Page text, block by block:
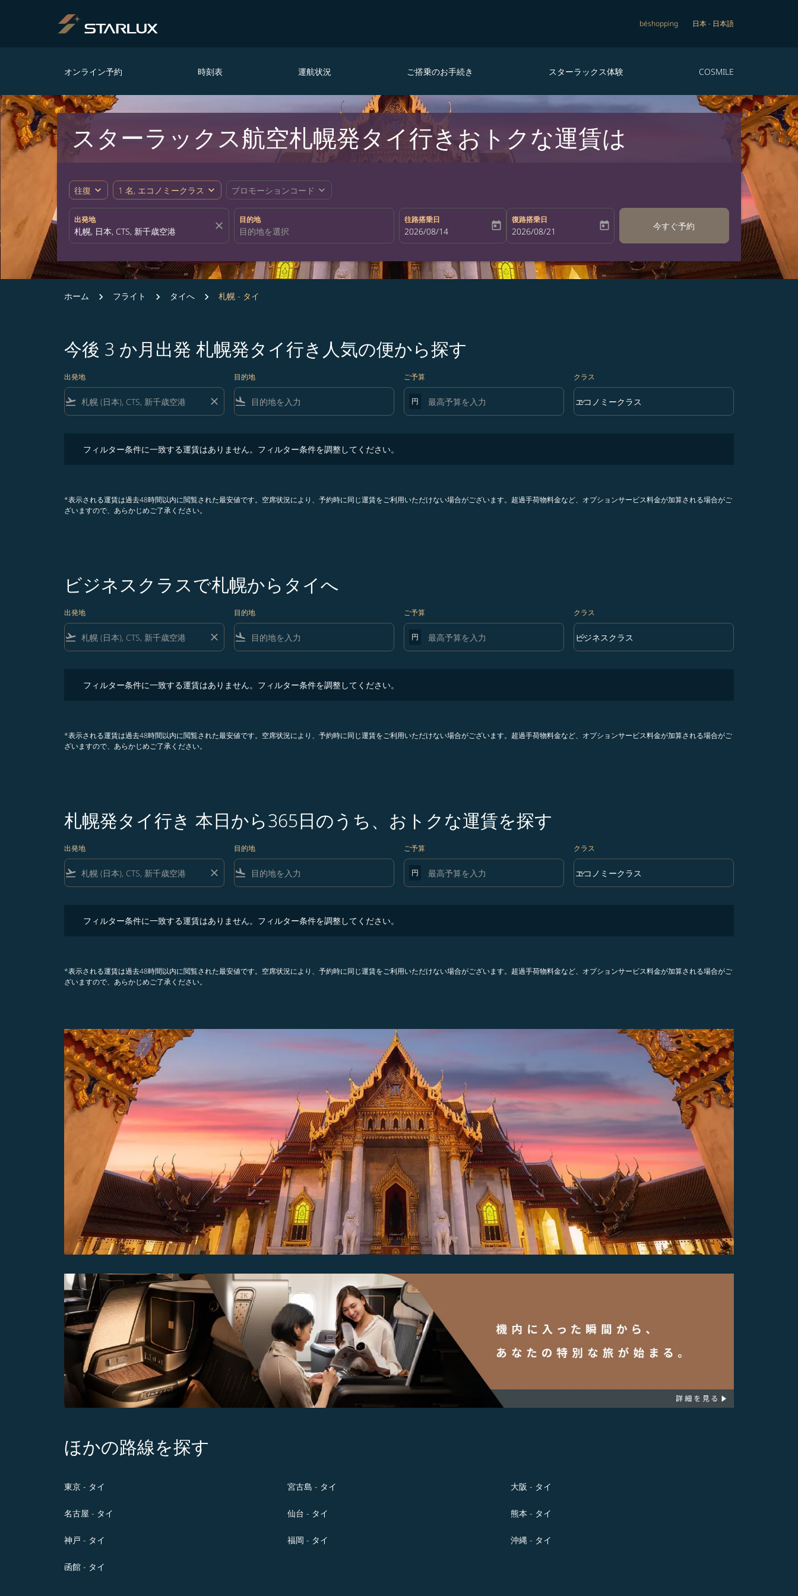
béshopping 日本- 日本語
オンライン予約 時刻表 運航状況 ご搭乗のお手続き スターラックス体験 COSMILE
スターラックス航空札幌発タイ行きおトクな運賃は
往復 expand_more 1 名, エコノミークラス expand_more プロモーションコード expand_more
出発地
close
目的地 往路搭乗日
fc-booking-departure-date-aria-label
2026/08/14 today
復路搭乗日
fc-booking-return-date-aria-label
2026/08/21 today 今すぐ予約
ホーム フライト タイへ 札幌 - タイ
今後 3 か月出発 札幌発タイ行き人気の便から探す
出発地
flight_takeoff close
目的地
flight_land
ご予算
円
クラス
クラス option エコノミークラス Selected
エコノミークラス
keyboard_arrow_down
フィルター条件に一致する運賃はありません。フィルター条件を調整してください。
*表示される運賃は過去48時間以内に閲覧された最安値です。空席状況により、予約時に同じ運賃をご利用いただけない場合がございます。超過手荷物料金など、オプションサービス料金が加算される場合がご
ざいますので、あらかじめご了承ください。
ビジネスクラスで札幌からタイへ
出発地
flight_takeoff close
目的地
flight_land
ご予算
円
クラス
クラス option ビジネスクラス Selected
ビジネスクラス
keyboard_arrow_down
フィルター条件に一致する運賃はありません。フィルター条件を調整してください。
*表示される運賃は過去48時間以内に閲覧された最安値です。空席状況により、予約時に同じ運賃をご利用いただけない場合がございます。超過手荷物料金など、オプションサービス料金が加算される場合がご
ざいますので、あらかじめご了承ください。
札幌発タイ行き 本日から365日のうち、おトクな運賃を探す
出発地
flight_takeoff close
目的地
flight_land
ご予算
円
クラス
クラス option エコノミークラス Selected
エコノミークラス
keyboard_arrow_down
フィルター条件に一致する運賃はありません。フィルター条件を調整してください。
*表示される運賃は過去48時間以内に閲覧された最安値です。空席状況により、予約時に同じ運賃をご利用いただけない場合がございます。超過手荷物料金など、オプションサービス料金が加算される場合がご
ざいますので、あらかじめご了承ください。
ほかの路線を探す
東京 - タイ 宮古島 - タイ 大阪 - タイ
名古屋 - タイ 仙台 - タイ 熊本 - タイ
神戸 - タイ 福岡 - タイ 沖縄 - タイ
函館 - タイ